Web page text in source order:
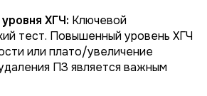
ХГЧ: Ключевой
тест. Повышенный уровень ХГЧ
или плато/увеличение
ПЗ является важным